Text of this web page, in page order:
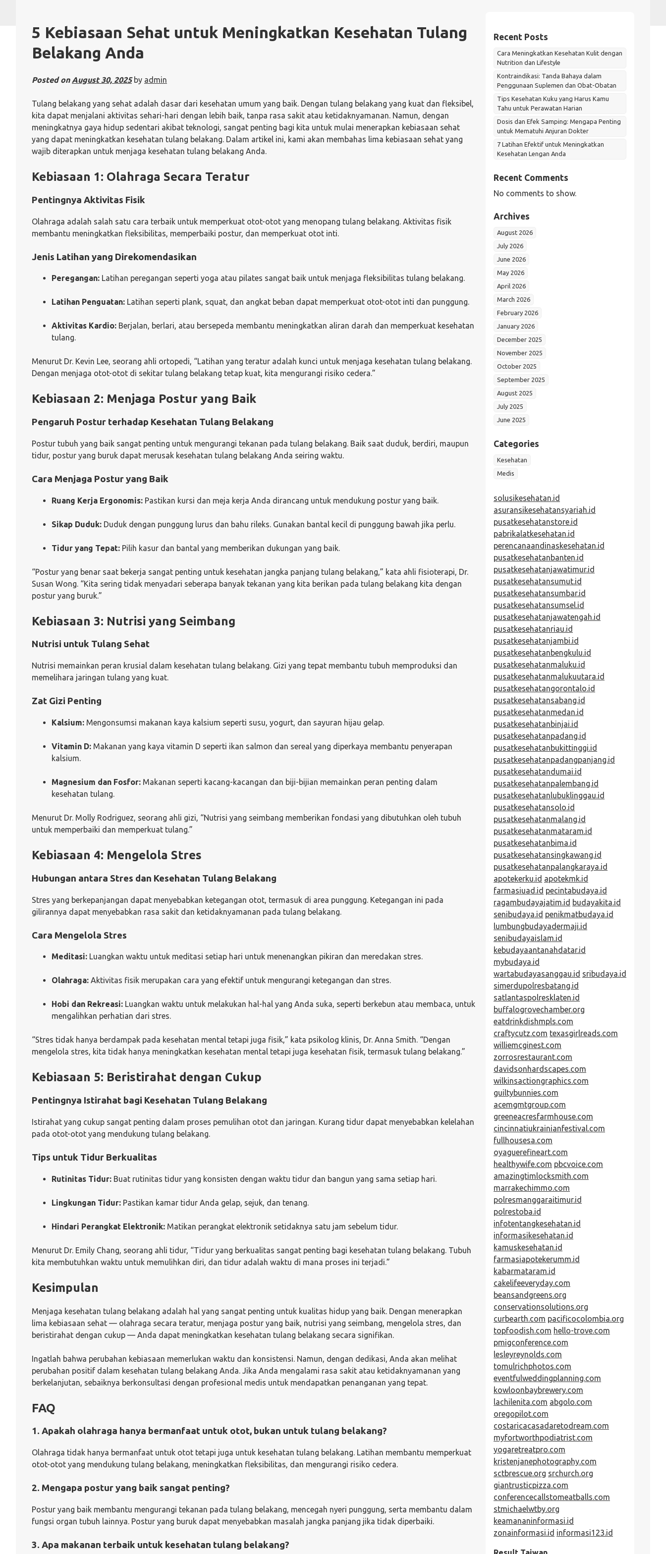
5 Kebiasaan Sehat untuk Meningkatkan Kesehatan Tulang
Belakang Anda
Posted on August 30, 2025by admin
Tulang belakang yang sehat adalah dasar dari kesehatan umum yang baik. Dengan tulang belakang yang kuat dan fleksibel,
kita dapat menjalani aktivitas sehari-hari dengan lebih baik, tanpa rasa sakit atau ketidaknyamanan. Namun, dengan
meningkatnya gaya hidup sedentari akibat teknologi, sangat penting bagi kita untuk mulai menerapkan kebiasaan sehat
yang dapat meningkatkan kesehatan tulang belakang. Dalam artikel ini, kami akan membahas lima kebiasaan sehat yang
wajib diterapkan untuk menjaga kesehatan tulang belakang Anda.
Kebiasaan 1: Olahraga Secara Teratur
Pentingnya Aktivitas Fisik
Olahraga adalah salah satu cara terbaik untuk memperkuat otot-otot yang menopang tulang belakang. Aktivitas fisik
membantu meningkatkan fleksibilitas, memperbaiki postur, dan memperkuat otot inti.
Jenis Latihan yang Direkomendasikan
Peregangan: Latihan peregangan seperti yoga atau pilates sangat baik untuk menjaga fleksibilitas tulang belakang.
Latihan Penguatan: Latihan seperti plank, squat, dan angkat beban dapat memperkuat otot-otot inti dan punggung.
Aktivitas Kardio: Berjalan, berlari, atau bersepeda membantu meningkatkan aliran darah dan memperkuat kesehatan
tulang.
Menurut Dr. Kevin Lee, seorang ahli ortopedi, “Latihan yang teratur adalah kunci untuk menjaga kesehatan tulang belakang.
Dengan menjaga otot-otot di sekitar tulang belakang tetap kuat, kita mengurangi risiko cedera.”
Kebiasaan 2: Menjaga Postur yang Baik
Pengaruh Postur terhadap Kesehatan Tulang Belakang
Postur tubuh yang baik sangat penting untuk mengurangi tekanan pada tulang belakang. Baik saat duduk, berdiri, maupun
tidur, postur yang buruk dapat merusak kesehatan tulang belakang Anda seiring waktu.
Cara Menjaga Postur yang Baik
Ruang Kerja Ergonomis: Pastikan kursi dan meja kerja Anda dirancang untuk mendukung postur yang baik.
Sikap Duduk: Duduk dengan punggung lurus dan bahu rileks. Gunakan bantal kecil di punggung bawah jika perlu.
Tidur yang Tepat: Pilih kasur dan bantal yang memberikan dukungan yang baik.
“Postur yang benar saat bekerja sangat penting untuk kesehatan jangka panjang tulang belakang,” kata ahli fisioterapi, Dr.
Susan Wong. “Kita sering tidak menyadari seberapa banyak tekanan yang kita berikan pada tulang belakang kita dengan
postur yang buruk.”
Kebiasaan 3: Nutrisi yang Seimbang
Nutrisi untuk Tulang Sehat
Nutrisi memainkan peran krusial dalam kesehatan tulang belakang. Gizi yang tepat membantu tubuh memproduksi dan
memelihara jaringan tulang yang kuat.
Zat Gizi Penting
Kalsium: Mengonsumsi makanan kaya kalsium seperti susu, yogurt, dan sayuran hijau gelap.
Vitamin D: Makanan yang kaya vitamin D seperti ikan salmon dan sereal yang diperkaya membantu penyerapan
kalsium.
Magnesium dan Fosfor: Makanan seperti kacang-kacangan dan biji-bijian memainkan peran penting dalam
kesehatan tulang.
Menurut Dr. Molly Rodriguez, seorang ahli gizi, “Nutrisi yang seimbang memberikan fondasi yang dibutuhkan oleh tubuh
untuk memperbaiki dan memperkuat tulang.”
Kebiasaan 4: Mengelola Stres
Hubungan antara Stres dan Kesehatan Tulang Belakang
Stres yang berkepanjangan dapat menyebabkan ketegangan otot, termasuk di area punggung. Ketegangan ini pada
gilirannya dapat menyebabkan rasa sakit dan ketidaknyamanan pada tulang belakang.
Cara Mengelola Stres
Meditasi: Luangkan waktu untuk meditasi setiap hari untuk menenangkan pikiran dan meredakan stres.
Olahraga: Aktivitas fisik merupakan cara yang efektif untuk mengurangi ketegangan dan stres.
Hobi dan Rekreasi: Luangkan waktu untuk melakukan hal-hal yang Anda suka, seperti berkebun atau membaca, untuk
mengalihkan perhatian dari stres.
“Stres tidak hanya berdampak pada kesehatan mental tetapi juga fisik,” kata psikolog klinis, Dr. Anna Smith. “Dengan
mengelola stres, kita tidak hanya meningkatkan kesehatan mental tetapi juga kesehatan fisik, termasuk tulang belakang.”
Kebiasaan 5: Beristirahat dengan Cukup
Pentingnya Istirahat bagi Kesehatan Tulang Belakang
Istirahat yang cukup sangat penting dalam proses pemulihan otot dan jaringan. Kurang tidur dapat menyebabkan kelelahan
pada otot-otot yang mendukung tulang belakang.
Tips untuk Tidur Berkualitas
Rutinitas Tidur: Buat rutinitas tidur yang konsisten dengan waktu tidur dan bangun yang sama setiap hari.
Lingkungan Tidur: Pastikan kamar tidur Anda gelap, sejuk, dan tenang.
Hindari Perangkat Elektronik: Matikan perangkat elektronik setidaknya satu jam sebelum tidur.
Menurut Dr. Emily Chang, seorang ahli tidur, “Tidur yang berkualitas sangat penting bagi kesehatan tulang belakang. Tubuh
kita membutuhkan waktu untuk memulihkan diri, dan tidur adalah waktu di mana proses ini terjadi.”
Kesimpulan
Menjaga kesehatan tulang belakang adalah hal yang sangat penting untuk kualitas hidup yang baik. Dengan menerapkan
lima kebiasaan sehat — olahraga secara teratur, menjaga postur yang baik, nutrisi yang seimbang, mengelola stres, dan
beristirahat dengan cukup — Anda dapat meningkatkan kesehatan tulang belakang secara signifikan.
Ingatlah bahwa perubahan kebiasaan memerlukan waktu dan konsistensi. Namun, dengan dedikasi, Anda akan melihat
perubahan positif dalam kesehatan tulang belakang Anda. Jika Anda mengalami rasa sakit atau ketidaknyamanan yang
berkelanjutan, sebaiknya berkonsultasi dengan profesional medis untuk mendapatkan penanganan yang tepat.
FAQ
1. Apakah olahraga hanya bermanfaat untuk otot, bukan untuk tulang belakang?
Olahraga tidak hanya bermanfaat untuk otot tetapi juga untuk kesehatan tulang belakang. Latihan membantu memperkuat
otot-otot yang mendukung tulang belakang, meningkatkan fleksibilitas, dan mengurangi risiko cedera.
2. Mengapa postur yang baik sangat penting?
Postur yang baik membantu mengurangi tekanan pada tulang belakang, mencegah nyeri punggung, serta membantu dalam
fungsi organ tubuh lainnya. Postur yang buruk dapat menyebabkan masalah jangka panjang jika tidak diperbaiki.
3. Apa makanan terbaik untuk kesehatan tulang belakang?
Recent Posts
Cara Meningkatkan Kesehatan Kulit dengan
Nutrition dan Lifestyle
Kontraindikasi: Tanda Bahaya dalam
Penggunaan Suplemen dan Obat-Obatan
Tips Kesehatan Kuku yang Harus Kamu
Tahu untuk Perawatan Harian
Dosis dan Efek Samping: Mengapa Penting
untuk Mematuhi Anjuran Dokter
7 Latihan Efektif untuk Meningkatkan
Kesehatan Lengan Anda
Recent Comments
No comments to show.
Archives
August 2026
July 2026
June 2026
May 2026
April 2026
March 2026
February 2026
January 2026
December 2025
November 2025
October 2025
September 2025
August 2025
July 2025
June 2025
Categories
Kesehatan
Medis
solusikesehatan.id
asuransikesehatansyariah.id
pusatkesehatanstore.id
pabrikalatkesehatan.id
perencanaandinaskesehatan.id
pusatkesehatanbanten.id
pusatkesehatanjawatimur.id
pusatkesehatansumut.id
pusatkesehatansumbar.id
pusatkesehatansumsel.id
pusatkesehatanjawatengah.id
pusatkesehatanriau.id
pusatkesehatanjambi.id
pusatkesehatanbengkulu.id
pusatkesehatanmaluku.id
pusatkesehatanmalukuutara.id
pusatkesehatangorontalo.id
pusatkesehatansabang.id
pusatkesehatanmedan.id
pusatkesehatanbinjai.id
pusatkesehatanpadang.id
pusatkesehatanbukittinggi.id
pusatkesehatanpadangpanjang.id
pusatkesehatandumai.id
pusatkesehatanpalembang.id
pusatkesehatanlubuklinggau.id
pusatkesehatansolo.id
pusatkesehatanmalang.id
pusatkesehatanmataram.id
pusatkesehatanbima.id
pusatkesehatansingkawang.id
pusatkesehatanpalangkaraya.id
apotekerku.id apotekmk.id
farmasiuad.id pecintabudaya.id
ragambudayajatim.id budayakita.id
senibudaya.id penikmatbudaya.id
lumbungbudayadermaji.id
senibudayaislam.id
kebudayaantanahdatar.id
mybudaya.id
wartabudayasanggau.id sribudaya.id
simerdupolresbatang.id
satlantaspolresklaten.id
buffalogrovechamber.org
eatdrinkdishmpls.com
craftycutz.com texasgirlreads.com
williemcginest.com
zorrosrestaurant.com
davidsonhardscapes.com
wilkinsactiongraphics.com
guiltybunnies.com
acemgmtgroup.com
greeneacresfarmhouse.com
cincinnatiukrainianfestival.com
fullhousesa.com
oyaguerefineart.com
healthywife.com pbcvoice.com
amazingtimlocksmith.com
marrakechimmo.com
polresmanggaraitimur.id
polrestoba.id
infotentangkesehatan.id
informasikesehatan.id
kamuskesehatan.id
farmasiapotekerumm.id
kabarmataram.id
cakelifeeveryday.com
beansandgreens.org
conservationsolutions.org
curbearth.com pacificocolombia.org
topfoodish.com hello-trove.com
pmigconference.com
lesleyreynolds.com
tomulrichphotos.com
eventfulweddingplanning.com
kowloonbaybrewery.com
lachilenita.com abgolo.com
oregopilot.com
costaricacasadaretodream.com
myfortworthpodiatrist.com
yogaretreatpro.com
kristenjanephotography.com
sctbrescue.org srchurch.org
giantrusticpizza.com
conferencecallstomeatballs.com
stmichaelwtby.org
keamananinformasi.id
zonainformasi.id informasi123.id